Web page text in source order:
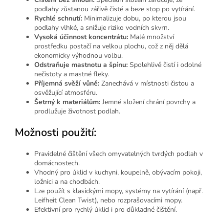
podlahy zůstanou zářivě čisté a beze stop po vytírání.
Rychlé schnutí: Minimalizuje dobu, po kterou jsou
podlahy vlhké, a snižuje riziko vodních skvrn.
Vysoká účinnost koncentrátu: Malé množství
prostředku postačí na velkou plochu, což z něj dělá
ekonomicky výhodnou volbu.
Odstraňuje mastnotu a špínu: Spolehlivě čistí i odolné
nečistoty a mastné fleky.
Příjemná svěží vůně: Zanechává v místnosti čistou a
osvěžující atmosféru.
Šetrný k materiálům: Jemné složení chrání povrchy a
prodlužuje životnost podlah.
Možnosti použití:
Pravidelné čištění všech omyvatelných tvrdých podlah v
domácnostech.
Vhodný pro úklid v kuchyni, koupelně, obývacím pokoji,
ložnici a na chodbách.
Lze použít s klasickými mopy, systémy na vytírání (např.
Leifheit Clean Twist), nebo rozprašovacími mopy.
Efektivní pro rychlý úklid i pro důkladné čištění.